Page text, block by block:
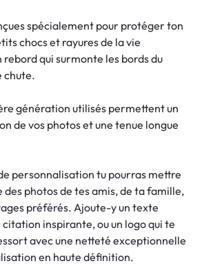
spécialement pour protéger ton
chocs et rayures de la vie
qui surmonte les bords du
chute.
génération utilisés permettent un
de vos photos et une tenue longue
personnalisation tu pourras mettre
des photos de tes amis, de ta famille,
préférés. Ajoute-y un texte
inspirante, ou un logo qui te
avec une netteté exceptionnelle
en haute définition.